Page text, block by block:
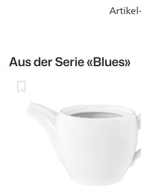
Aus der Serie«Blues»